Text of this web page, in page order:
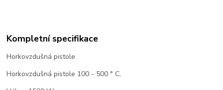
Kompletní specifikace
Horkovzdušná pistole
Horkovzdušná pistole 100 - 500 ° C,